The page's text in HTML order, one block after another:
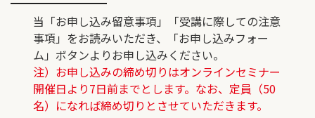
当「お申し込み留意事項」「受講に際しての注意
事項」をお読みいただき、「お申し込みフォー
ム」ボタンよりお申し込みください。
注）お申し込みの締め切りはオンラインセミナー
開催日より7日前までとします。なお、定員（50
名）になれば締め切りとさせていただきます。